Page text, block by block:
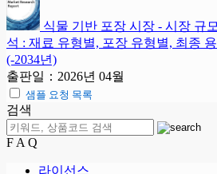
식물 기반 포장 시장 - 시장 규
석 : 재료 유형별, 포장 유형별, 최종
(-2034년)
출판일：2026년 04월
샘플 요청 목록
검색
F A Q
라이선스